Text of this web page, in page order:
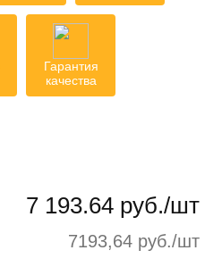
Гарантия
качества
7 193.64 руб./шт
7193,64 руб./шт